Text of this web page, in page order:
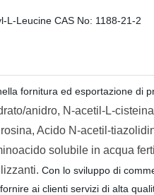
fornitura ed esportazione di
anidro, N-acetil-L-
Acido N-acetil-
solubile in acqua
Con lo sviluppo di
ai clienti servizi di alta